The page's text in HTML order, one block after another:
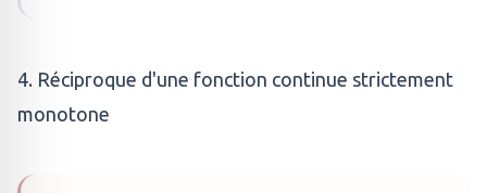
4. Réciproque d'une fonction continue strictement
monotone